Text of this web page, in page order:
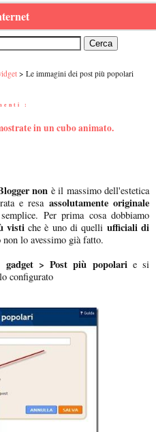
Le immagini dei post più popolari
:
in un cubo animato.
non è il massimo dell'estetica
e resaassolutamente originale
Per prima cosa dobbiamo
vistiche è uno di quelli ufficiali di
non lo avessimo già fatto.
> Post più popolarie si
configurato